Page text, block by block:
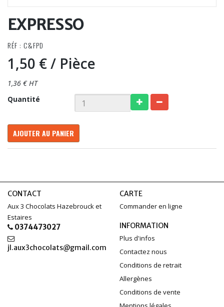
EXPRESSO
RÉF : C&FPD
1,50 €/ Pièce
1,36 € HT
Quantité
AJOUTER AU PANIER
CONTACT
Aux 3 Chocolats Hazebrouck et
Estaires
0374473027
jl.aux3chocolats@gmail.com
CARTE
Commander en ligne
INFORMATION
Plus d'infos
Contactez nous
Conditions de retrait
Allergènes
Conditions de vente